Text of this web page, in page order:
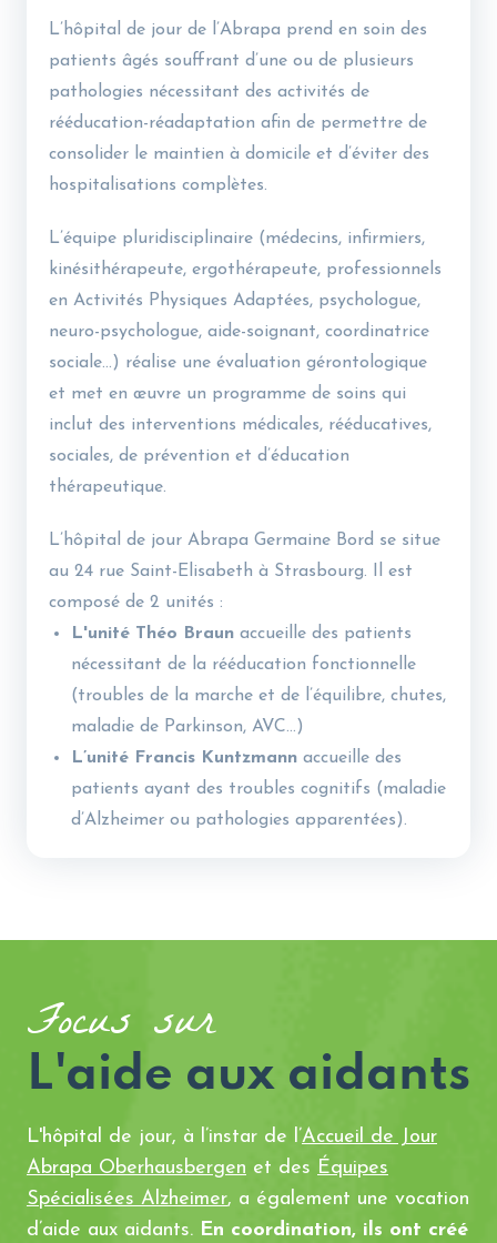
L’hôpital de jour de l’Abrapa prend en soin des
patients âgés souffrant d’une ou de plusieurs
pathologies nécessitant des activités de
rééducation-réadaptation afin de permettre de
consolider le maintien à domicile et d’éviter des
hospitalisations complètes.
L’équipe pluridisciplinaire (médecins, infirmiers,
kinésithérapeute, ergothérapeute, professionnels
en Activités Physiques Adaptées, psychologue,
neuro-psychologue, aide-soignant, coordinatrice
sociale…) réalise une évaluation gérontologique
et met en œuvre un programme de soins qui
inclut des interventions médicales, rééducatives,
sociales, de prévention et d’éducation
thérapeutique.
L’hôpital de jour Abrapa Germaine Bord se situe
au 24 rue Saint-Elisabeth à Strasbourg. Il est
composé de 2 unités :
L'unité Théo Braun accueille des patients
nécessitant de la rééducation fonctionnelle
(troubles de la marche et de l’équilibre, chutes,
maladie de Parkinson, AVC…)
L’unité Francis Kuntzmann accueille des
patients ayant des troubles cognitifs (maladie
d’Alzheimer ou pathologies apparentées).
Focus sur
L'aide aux aidants
L'hôpital de jour, à l’instar de l’Accueil de Jour
Abrapa Oberhausbergen et des Équipes
Spécialisées Alzheimer, a également une vocation
d’aide aux aidants. En coordination, ils ont créé